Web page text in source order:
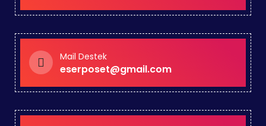
Mail Destek
eserposet@gmail.com